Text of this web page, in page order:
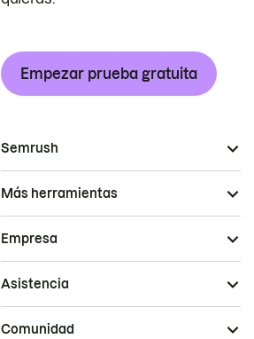
Empezar prueba gratuita
Semrush
Más herramientas
Empresa
Asistencia
Comunidad